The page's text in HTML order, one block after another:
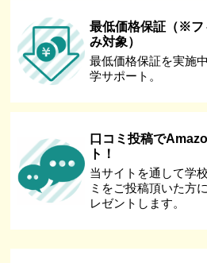
最低価格保証（※フ
み対象）
最低価格保証を実施
学サポート。
口コミ投稿で
ト！
当サイトを通して学
ミをご投稿頂いた方
レゼントします。